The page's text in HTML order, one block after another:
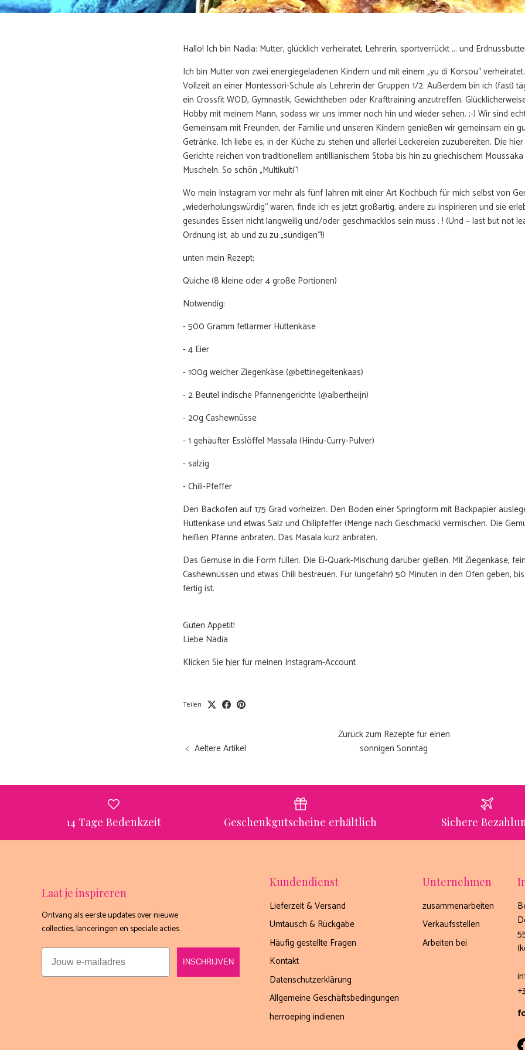
Hallo! Ich bin Nadia: Mutter, glücklich verheiratet, Lehrerin, sportverrückt ... und
Ich bin Mutter von zwei energiegeladenen Kindern und mit einem „yu di Korsou“
Vollzeit an einer Montessori-Schule als Lehrerin der Gruppen 1/2. Außerdem bin ich (fast)
ein Crossfit WOD, Gymnastik, Gewichtheben oder Krafttraining anzutreffen.
Hobby mit meinem Mann, sodass wir uns immer noch hin und wieder sehen. ;-) Wir sind
Gemeinsam mit Freunden, der Familie und unseren Kindern genießen wir gemeinsam ein
Getränke. Ich liebe es, in der Küche zu stehen und allerlei Leckereien zuzubereiten. Die
Gerichte reichen von traditionellem antillianischem Stoba bis hin zu griechischem
Muscheln. So schön „Multikulti“!
Wo mein Instagram vor mehr als fünf Jahren mit einer Art Kochbuch für mich selbst von
„wiederholungswürdig“ waren, finde ich es jetzt großartig, andere zu inspirieren und sie
gesundes Essen nicht langweilig und/oder geschmacklos sein muss . ! (Und – last but not
Ordnung ist, ab und zu zu „sündigen“!)
unten mein Rezept:
Quiche (8 kleine oder 4 große Portionen)
Notwendig:
- 500 Gramm fettarmer Hüttenkäse
- 4 Eier
- 100g weicher Ziegenkäse (@bettinegeitenkaas)
- 2 Beutel indische Pfannengerichte (@albertheijn)
- 20g Cashewnüsse
- 1 gehäufter Esslöffel Massala (Hindu-Curry-Pulver)
- salzig
- Chili-Pfeffer
Den Backofen auf 175 Grad vorheizen. Den Boden einer Springform mit Backpapier
Hüttenkäse und etwas Salz und Chilipfeffer (Menge nach Geschmack) vermischen. Die
heißen Pfanne anbraten. Das Masala kurz anbraten.
Das Gemüse in die Form füllen. Die Ei-Quark-Mischung darüber gießen. Mit Ziegenkäse,
Cashewnüssen und etwas Chili bestreuen. Für (ungefähr) 50 Minuten in den Ofen geben,
fertig ist.
Guten Appetit!
Liebe Nadia
Klicken Siehierfür meinen Instagram-Account
Teilen
Aeltere Artikel
Zurück zum Rezepte für einen
sonnigen Sonntag
14 Tage Bedenkzeit Geschenkgutscheine erhältlich Sichere
Laat je inspireren
Ontvang als eerste updates over nieuwe
collecties, lanceringen en speciale acties.
Email
INSCHRIJVEN
Kundendienst
Lieferzeit & Versand
Umtausch & Rückgabe
Häufig gestellte Fragen
Kontakt
Datenschutzerklärung
Allgemeine Geschäftsbedingungen
herroeping indienen
Unternehmen
zusammenarbeiten
Verkaufsstellen
Arbeiten bei
JAAA HEEL
nee,